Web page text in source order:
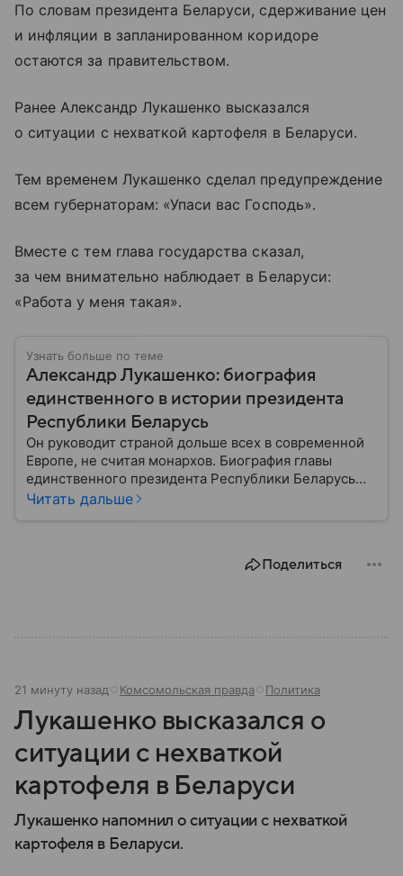
По словам президента Беларуси, сдерживание цен
и инфляции в запланированном коридоре
остаются за правительством.
Ранее Александр Лукашенко высказался
о ситуации с нехваткой картофеля в Беларуси.
Тем временем Лукашенко сделал предупреждение
всем губернаторам: «Упаси вас Господь».
Вместе с тем глава государства сказал,
за чем внимательно наблюдает в Беларуси:
«Работа у меня такая».
Узнать больше по теме
Александр Лукашенко: биография
единственного в истории президента
Республики Беларусь
Он руководит страной дольше всех в современной
Европе, не считая монархов. Биография главы
единственного президента Республики Беларусь
Александра Лукашенко — в материале.
Читать дальше
Поделиться
21 минуту назад Комсомольская правда Политика
Лукашенко высказался о
ситуации с нехваткой
картофеля в Беларуси
Лукашенко напомнил о ситуации с нехваткой
картофеля в Беларуси.